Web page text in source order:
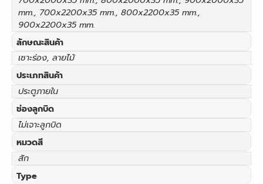
mm., 700x2200x35 mm., 800x2200x35 mm.,
900x2200x35 mm.
ลักษณะสินค้า
เซาะร่อง, ลายไม้
ประเภทสินค้า
ประตูภายใน
ช่องลูกบิด
ไม่เจาะลูกบิด
หมวดสี
สัก
Type